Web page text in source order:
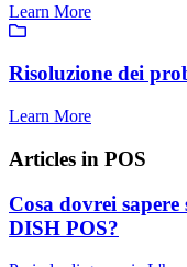
Learn More
Risoluzione dei
Learn More
Articles in POS
Cosa dovrei
DISH POS?